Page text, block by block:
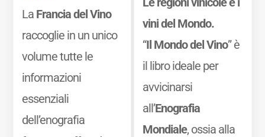
La Francia del Vino
raccoglie in un unico
volume tutte le
informazioni
essenziali
dell’enografia
vini del Mondo.
“Il Mondo del Vino” è
il libro ideale per
avvicinarsi
all’Enografia
Mondiale, ossia alla